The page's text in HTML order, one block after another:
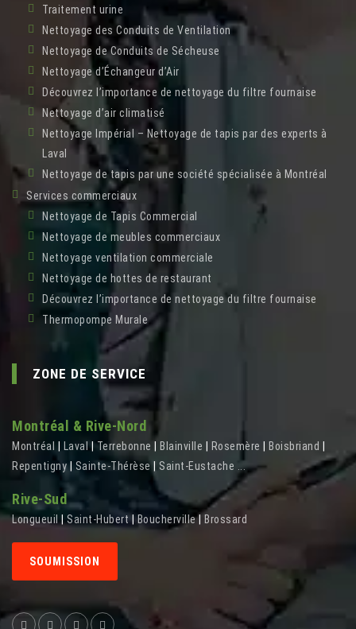
Traitement urine
Nettoyage des Conduits de Ventilation
Nettoyage de Conduits de Sécheuse
Nettoyage d’Échangeur d’Air
Découvrez l’importance de nettoyage du filtre fournaise
Nettoyage d’air climatisé
Nettoyage Impérial – Nettoyage de tapis par des experts à
Laval
Nettoyage de tapis par une société spécialisée à Montréal
Services commerciaux
Nettoyage de Tapis Commercial
Nettoyage de meubles commerciaux
Nettoyage ventilation commerciale
Nettoyage de hottes de restaurant
Découvrez l’importance de nettoyage du filtre fournaise
Thermopompe Murale
ZONE DE SERVICE
Montréal & Rive-Nord
Montréal Laval|Terrebonne Blainville Rosemère Boisbriand
Repentigny| Sainte-Thérèse Saint-Eustache ...
Rive-Sud
Longueuil Saint-Hubert Boucherville| Brossard
SOUMISSION